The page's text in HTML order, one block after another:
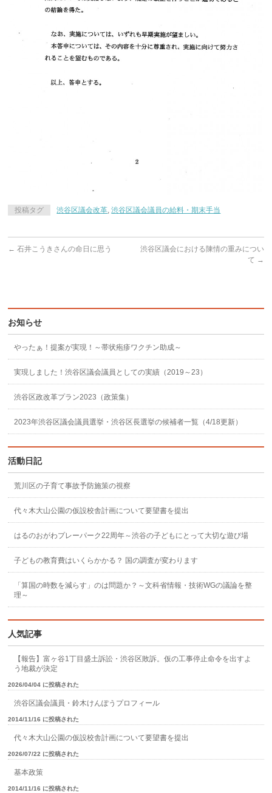
投稿タグ 渋谷区議会改革,渋谷区議会議員の給料・期末手当
← 石井こうきさんの命日に思う
渋谷区議会における陳情の重みについ
て →
お知らせ
やったぁ！提案が実現！～帯状疱疹ワクチン助成～
実現しました！渋谷区議会議員としての実績（2019～23）
渋谷区政改革プラン2023（政策集）
2023年渋谷区議会議員選挙・渋谷区長選挙の候補者一覧（4/18更新）
活動日記
荒川区の子育て事故予防施策の視察
代々木大山公園の仮設校舎計画について要望書を提出
はるのおがわプレーパーク22周年～渋谷の子どもにとって大切な遊び場
子どもの教育費はいくらかかる？ 国の調査が変わります
「算国の時数を減らす」のは問題か？～文科省情報・技術WGの議論を整
理～
人気記事
【報告】富ヶ谷1丁目盛土訴訟・渋谷区敗訴。仮の工事停止命令を出すよ
う地裁が決定
2026/04/04 に投稿された
渋谷区議会議員・鈴木けんぽうプロフィール
2014/11/16 に投稿された
代々木大山公園の仮設校舎計画について要望書を提出
2026/07/22 に投稿された
基本政策
2014/11/16 に投稿された